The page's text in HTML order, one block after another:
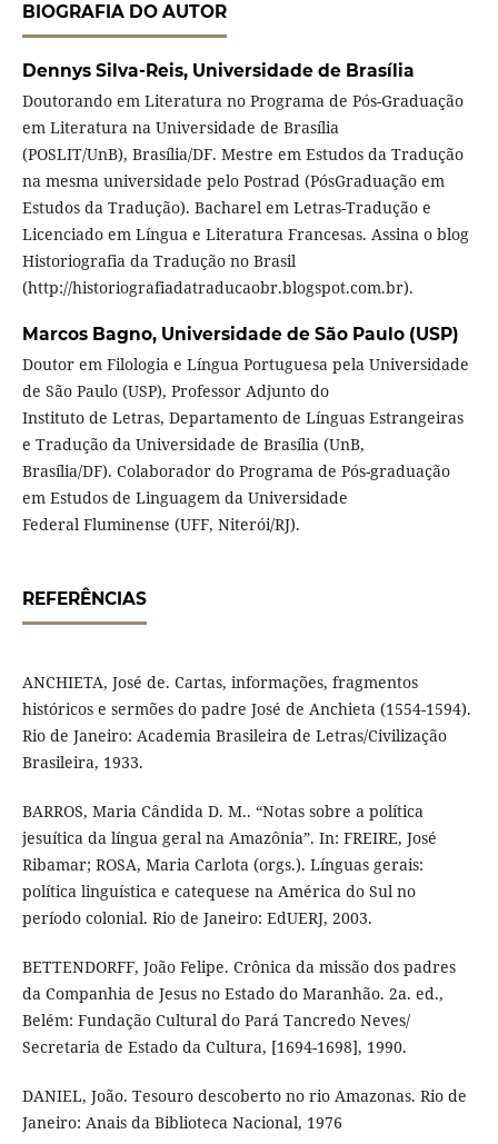
BIOGRAFIA DO AUTOR
Dennys Silva-Reis, Universidade de Brasília
Doutorando em Literatura no Programa de Pós-Graduação
em Literatura na Universidade de Brasília
(POSLIT/UnB), Brasília/DF. Mestre em Estudos da Tradução
na mesma universidade pelo Postrad (PósGraduação em
Estudos da Tradução). Bacharel em Letras-Tradução e
Licenciado em Língua e Literatura Francesas. Assina o blog
Historiografia da Tradução no Brasil
(http://historiografiadatraducaobr.blogspot.com.br).
Marcos Bagno, Universidade de São Paulo (USP)
Doutor em Filologia e Língua Portuguesa pela Universidade
de São Paulo (USP), Professor Adjunto do
Instituto de Letras, Departamento de Línguas Estrangeiras
e Tradução da Universidade de Brasília (UnB,
Brasília/DF). Colaborador do Programa de Pós-graduação
em Estudos de Linguagem da Universidade
Federal Fluminense (UFF, Niterói/RJ).
REFERÊNCIAS
ANCHIETA, José de. Cartas, informações, fragmentos
históricos e sermões do padre José de Anchieta (1554-1594).
Rio de Janeiro: Academia Brasileira de Letras/Civilização
Brasileira, 1933.
BARROS, Maria Cândida D. M.. “Notas sobre a política
jesuítica da língua geral na Amazônia”. In: FREIRE, José
Ribamar; ROSA, Maria Carlota (orgs.). Línguas gerais:
política linguística e catequese na América do Sul no
período colonial. Rio de Janeiro: EdUERJ, 2003.
BETTENDORFF, João Felipe. Crônica da missão dos padres
da Companhia de Jesus no Estado do Maranhão. 2a. ed.,
Belém: Fundação Cultural do Pará Tancredo Neves/
Secretaria de Estado da Cultura, [1694-1698], 1990.
DANIEL, João. Tesouro descoberto no rio Amazonas. Rio de
Janeiro: Anais da Biblioteca Nacional, 1976